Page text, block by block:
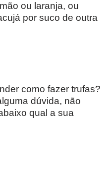
ou laranja, ou
por suco de outra
como fazer trufas?
dúvida, não
qual a sua